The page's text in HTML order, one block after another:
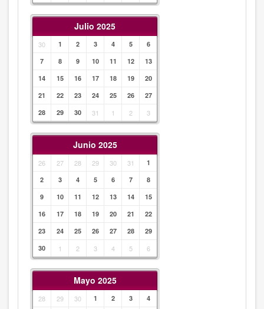
Julio 2025
30 1 2 3 4 5
6
7
8 9 10 11 12
13
14
15 16 17 18 19
20
21
22 23 24 25 26
27
28
29 30 31 1 2 3
Junio 2025
26 27 28 29 30 31
1
2
3 4 5 6 7
8
9
10 11 12 13 14
15
16
17 18 19 20 21
22
23
24 25 26 27 28
29
30
1 2 3 4 5 6
Mayo 2025
28 29 30 1 2 3 4